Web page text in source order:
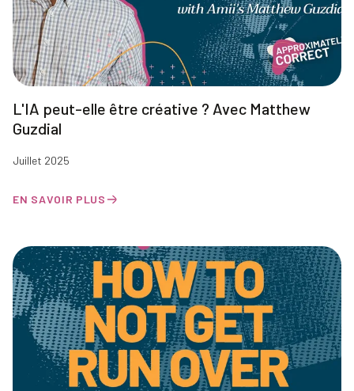
L'IA peut-elle être créative ? Avec Matthew
Guzdial
Juillet 2025
EN SAVOIR PLUS